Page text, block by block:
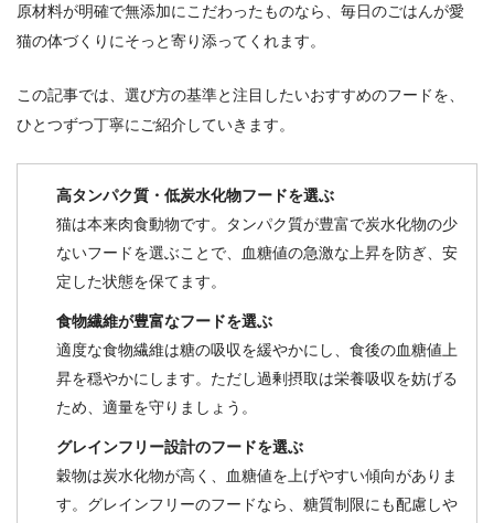
原材料が明確で無添加にこだわったものなら、毎日のごはんが愛
猫の体づくりにそっと寄り添ってくれます。
この記事では、選び方の基準と注目したいおすすめのフードを、
ひとつずつ丁寧にご紹介していきます。
高タンパク質・低炭水化物フードを選ぶ
猫は本来肉食動物です。タンパク質が豊富で炭水化物の少
ないフードを選ぶことで、血糖値の急激な上昇を防ぎ、安
定した状態を保てます。
食物繊維が豊富なフードを選ぶ
適度な食物繊維は糖の吸収を緩やかにし、食後の血糖値上
昇を穏やかにします。ただし過剰摂取は栄養吸収を妨げる
ため、適量を守りましょう。
グレインフリー設計のフードを選ぶ
穀物は炭水化物が高く、血糖値を上げやすい傾向がありま
す。グレインフリーのフードなら、糖質制限にも配慮しや